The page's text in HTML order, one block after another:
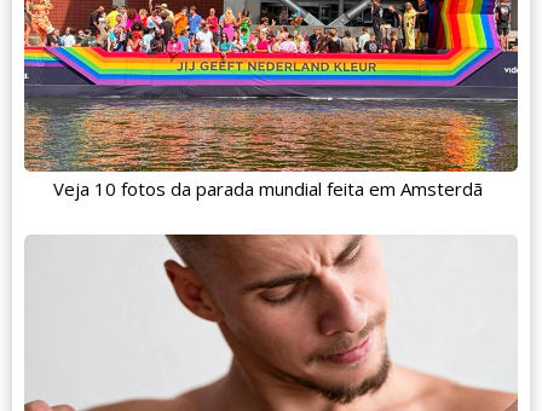
Veja 10 fotos da parada mundial feita em Amsterdã